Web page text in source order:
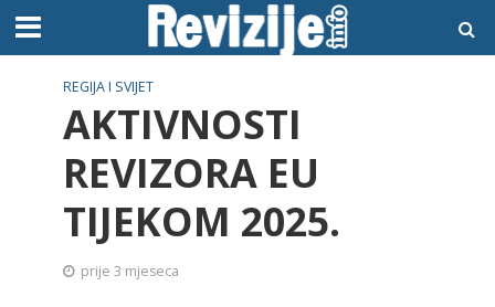
REGIJA I SVIJET
AKTIVNOSTI
REVIZORA EU
TIJEKOM 2025.
prije 3 mjeseca